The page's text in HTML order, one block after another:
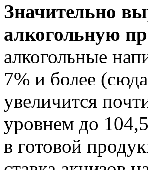
Значительно
алкогольную
алкогольные
7% и более
увеличится
уровнем до
в готовой